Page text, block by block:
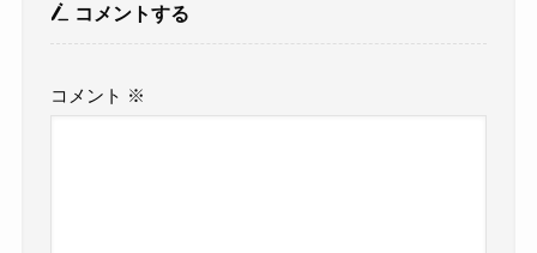
コメントする
コメント ※